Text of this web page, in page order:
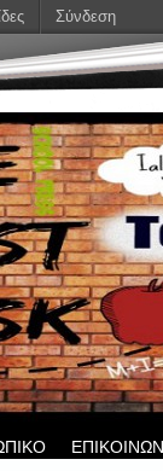
Σύνδεση